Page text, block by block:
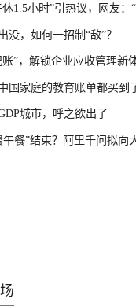
1.5小时”引热议，网友：
没，如何一招制“敌”？
账”，解锁企业应收管理新
国家庭的教育账单都买到
城市，呼之欲出了
餐”结束？阿里千问拟向